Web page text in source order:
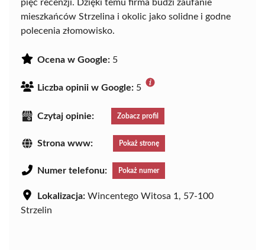
pięć recenzji. Dzięki temu firma budzi zaufanie
mieszkańców Strzelina i okolic jako solidne i godne
polecenia złomowisko.
Ocena w Google: 5
Liczba opinii w Google: 5
Czytaj opinie: Zobacz profil
Strona www: Pokaż stronę
Numer telefonu: Pokaż numer
Lokalizacja: Wincentego Witosa 1, 57-100
Strzelin